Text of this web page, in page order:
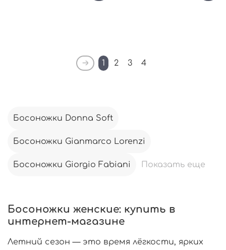
1 2 3 4
Босоножки Donna Soft
Босоножки Gianmarco Lorenzi
Босоножки Giorgio Fabiani Показать еще
Босоножки женские: купить в
интернет-магазине
Летний сезон — это время лёгкости, ярких